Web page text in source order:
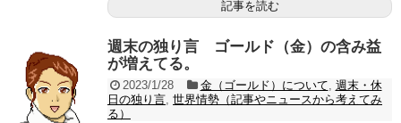
記事を読む
週末の独り言 ゴールド（金）の含み益
が増えてる。
2023/1/28 金（ゴールド）について 週末・休
日の独り言 世界情勢（記事やニュースから考えてみ
る）